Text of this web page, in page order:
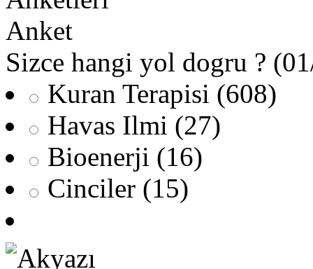
Anket
Sizce hangi yol dogru ?
Kuran Terapisi (608)
Havas Ilmi (27)
Bioenerji (16)
Cinciler (15)